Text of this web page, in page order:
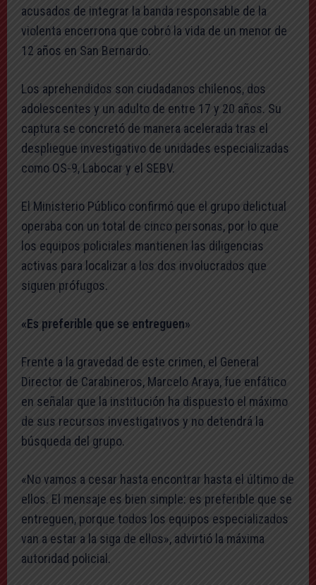
acusados de integrar la banda responsable de la
violenta encerrona que cobró la vida de un menor de
12 años en San Bernardo.
Los aprehendidos son ciudadanos chilenos, dos
adolescentes y un adulto de entre 17 y 20 años. Su
captura se concretó de manera acelerada tras el
despliegue investigativo de unidades especializadas
como OS-9, Labocar y el SEBV.
El Ministerio Público confirmó que el grupo delictual
operaba con un total de cinco personas, por lo que
los equipos policiales mantienen las diligencias
activas para localizar a los dos involucrados que
siguen prófugos.
«Es preferible que se entreguen»
Frente a la gravedad de este crimen, el General
Director de Carabineros, Marcelo Araya, fue enfático
en señalar que la institución ha dispuesto el máximo
de sus recursos investigativos y no detendrá la
búsqueda del grupo.
«No vamos a cesar hasta encontrar hasta el último de
ellos. El mensaje es bien simple: es preferible que se
entreguen, porque todos los equipos especializados
van a estar a la siga de ellos», advirtió la máxima
autoridad policial.